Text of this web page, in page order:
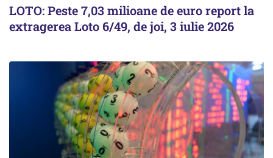
LOTO: Peste 7,03 milioane de euro report la
extragerea Loto 6/49, de joi, 3 iulie 2026